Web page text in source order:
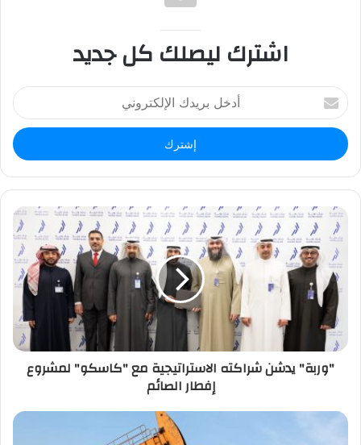
اشترك ليصلك كل جديد
أ
د
خ
ل
ر
د
ك
ر
"وربة" يدشن شراكته الاستراتيجية مع "كاسكو" لمشروع
إفطار الصائم